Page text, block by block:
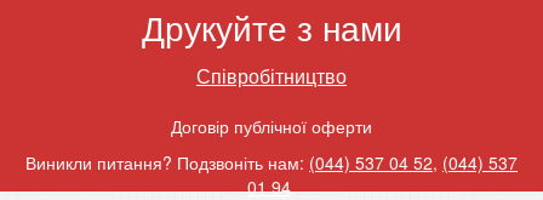
Друкуйте з нами
Співробітництво
Договір публічної оферти
Виникли питання? Подзвоніть нам: (044) 537 04 52, (044) 537
01 94.